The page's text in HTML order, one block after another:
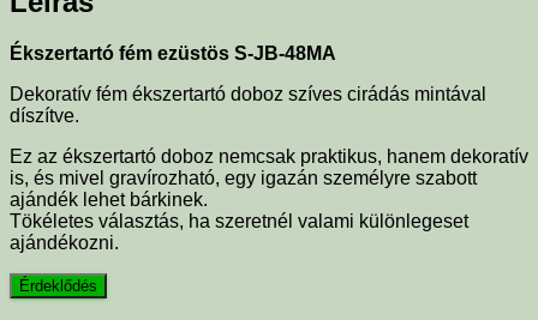
Ékszertartó fém ezüstös S-JB-48MA
Dekoratív fém ékszertartó doboz szíves cirádás mintával
díszítve.
Ez az ékszertartó doboz nemcsak praktikus, hanem dekoratív
is, és mivel gravírozható, egy igazán személyre szabott
ajándék lehet bárkinek.
Tökéletes választás, ha szeretnél valami különlegeset
ajándékozni.